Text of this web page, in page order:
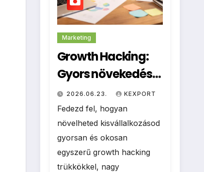
Marketing
Growth Hacking:
Gyors növekedési
trükkök
kisvállalkozásokna
k
2026.06.23. KEXPORT
Fedezd fel, hogyan
növelheted kisvállalkozásod
gyorsan és okosan
egyszerű growth hacking
trükkökkel, nagy